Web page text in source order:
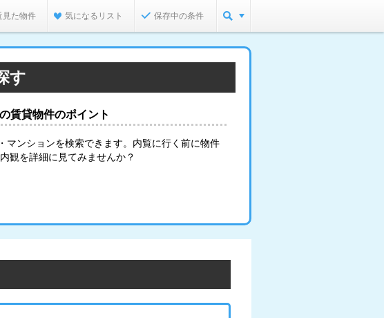
見た物件 気になるリスト 保存中の条件
す
賃貸物件のポイント
マンションを検索できます。内覧に行く前に物件
観を詳細に見てみませんか？